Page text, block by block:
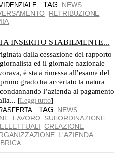
TAG NEWS
RETRIBUZIONE
INSERITO STABILMENTE...
dalla cessazione del rapporto
ed il giornale nazionale
è stata rimessa all’esame del
grado ha accertato la natura
l’azienda al pagamento
[Leggi tutto]
TAG NEWS
LAVORO
SUBORDINAZIONE
CREAZIONE
L'AZIENDA